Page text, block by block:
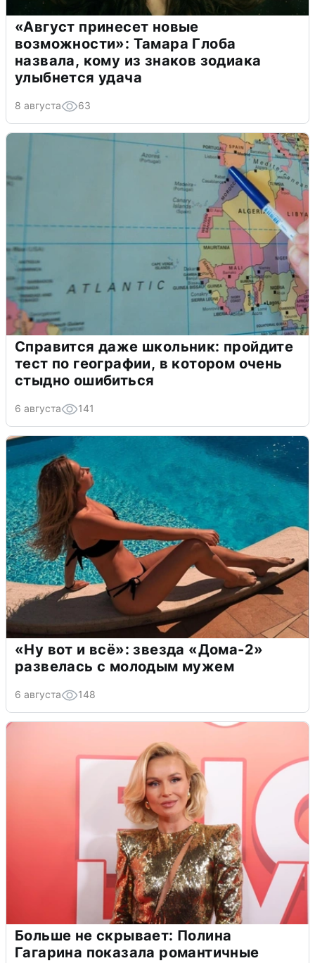
«Август принесет новые
возможности»: Тамара Глоба
назвала, кому из знаков зодиака
улыбнется удача
8 августа 63
Справится даже школьник: пройдите
тест по географии, в котором очень
стыдно ошибиться
6 августа 141
«Ну вот и всё»: звезда «Дома-2»
развелась с молодым мужем
6 августа 148
Больше не скрывает: Полина
Гагарина показала романтичные